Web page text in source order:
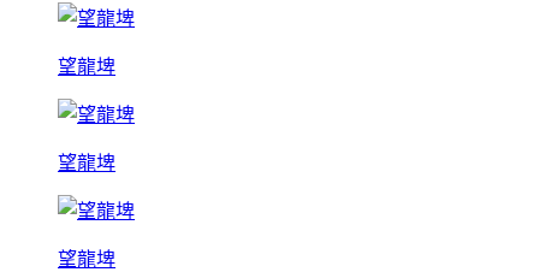
望龍埤
望龍埤
望龍埤